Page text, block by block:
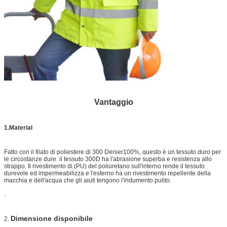
Vantaggio
1.Material
Fatto con il filato di poliestere di 300 Denier100%, questo è un tessuto duro per
le circostanze dure. il tessuto 300D ha l'abrasione superba e resistenza allo
strappo. Il rivestimento di (PU) del poliuretano sull'interno rende il tessuto
durevole ed impermeabilizza e l'esterno ha un rivestimento repellente della
macchia e dell'acqua che gli aiuti tengono l'indumento pulito.
2. Dimensione disponibile